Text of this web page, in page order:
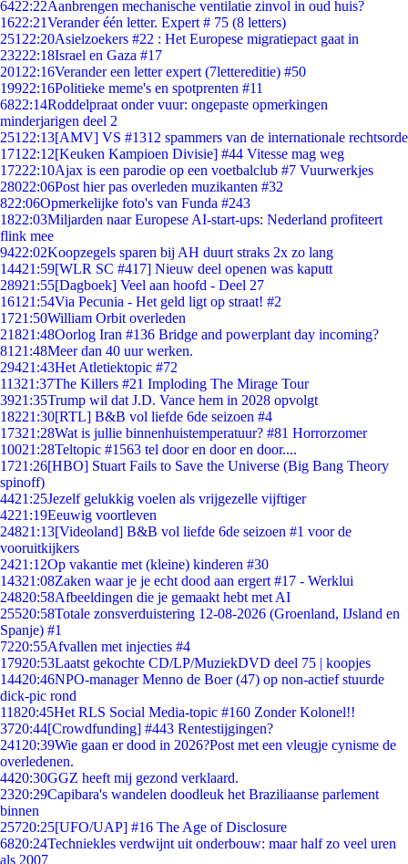
6422:22Aanbrengen mechanische ventilatie zinvol in oud huis?
1622:21Verander één letter. Expert # 75 (8 letters)
251 22:20Asielzoekers #22 : Het Europese migratiepact gaat in
23222:18Israel en Gaza #17
201 22:16Verander een letter expert (7lettereditie) #50
19922:16Politieke meme's en spotprenten #11
6822:14Roddelpraat onder vuur: ongepaste opmerkingen
minderjarigen deel 2
251 22:13[AMV] VS #1312 spammers van de internationale rechtsorde
171 22:12[Keuken Kampioen Divisie] #44 Vitesse mag weg
17222:10Ajax is een parodie op een voetbalclub #7 Vuurwerkjes
28022:06Post hier pas overleden muzikanten #32
822:06Opmerkelijke foto's van Funda #243
1822:03Miljarden naar Europese AI-start-ups: Nederland profiteert
flink mee
9422:02Koopzegels sparen bij AH duurt straks 2x zo lang
14421:59[WLR SC #417] Nieuw deel openen was kaputt
28921:55[Dagboek] Veel aan hoofd - Deel 27
161 21:54Via Pecunia - Het geld ligt op straat! #2
1721:50William Orbit overleden
21821:48Oorlog Iran #136 Bridge and powerplant day incoming?
81 21:48Meer dan 40 uur werken.
29421:43Het Atletiektopic #72
11321:37The Killers #21 Imploding The Mirage Tour
3921:35Trump wil dat J.D. Vance hem in 2028 opvolgt
18221:30[RTL] B&B vol liefde 6de seizoen #4
17321:28Wat is jullie binnenhuistemperatuur? #81 Horrorzomer
10021:28Teltopic #1563 tel door en door en door....
1721:26[HBO] Stuart Fails to Save the Universe (Big Bang Theory
spinoff)
4421:25Jezelf gelukkig voelen als vrijgezelle vijftiger
4221:19Eeuwig voortleven
24821:13[Videoland] B&B vol liefde 6de seizoen #1 voor de
vooruitkijkers
2421:12Op vakantie met (kleine) kinderen #30
14321:08Zaken waar je je echt dood aan ergert #17 - Werklui
24820:58Afbeeldingen die je gemaakt hebt met AI
25520:58Totale zonsverduistering 12-08-2026 (Groenland, IJsland en
Spanje) #1
7220:55Afvallen met injecties #4
17920:53Laatst gekochte CD/LP/MuziekDVD deel 75 | koopjes
14420:46NPO-manager Menno de Boer (47) op non-actief stuurde
dick-pic rond
11820:45Het RLS Social Media-topic #160 Zonder Kolonel!!
3720:44[Crowdfunding] #443 Rentestijgingen?
241 20:39Wie gaan er dood in 2026?Post met een vleugje cynisme de
overledenen.
4420:30GGZ heeft mij gezond verklaard.
2320:29Capibara's wandelen doodleuk het Braziliaanse parlement
binnen
25720:25[UFO/UAP] #16 The Age of Disclosure
6820:24Techniekles verdwijnt uit onderbouw: maar half zo veel uren
als 2007